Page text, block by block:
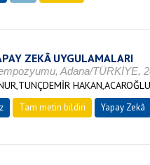
ZEKÂ UYGULAMALARI
Adana/TÜRKİYE,
Tam metin bildiri Yapay Zekâ